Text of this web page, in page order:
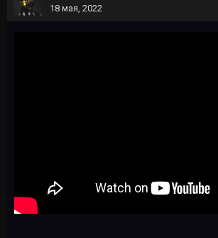
18 мая, 2022